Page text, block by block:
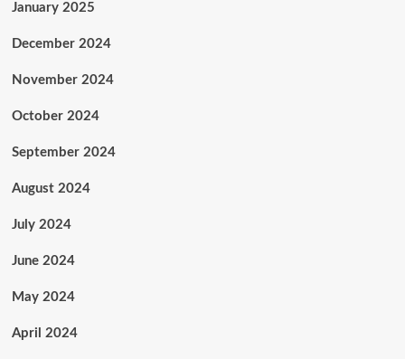
January 2025
December 2024
November 2024
October 2024
September 2024
August 2024
July 2024
June 2024
May 2024
April 2024